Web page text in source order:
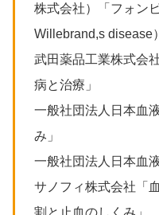
株式会社）「フォン
Willebrand,s disease
武田薬品工業株式会
病と治療」
一般社団法人日本血
み」
一般社団法人日本血
サノフィ株式会社「
割と止血のしくみ」